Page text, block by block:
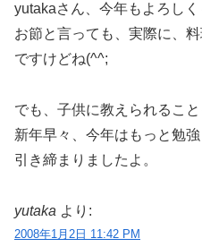
yutakaさん、今年もよろしく
お節と言っても、実際に、
ですけどね(^^;
でも、子供に教えられるこ
新年早々、今年はもっと勉
引き締まりましたよ。
yutaka より:
2008年1月2日 11:42 PM